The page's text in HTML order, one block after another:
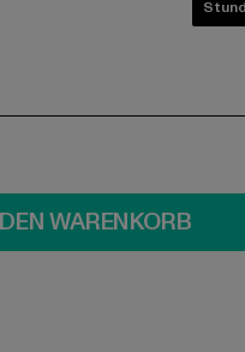
WARENKORB